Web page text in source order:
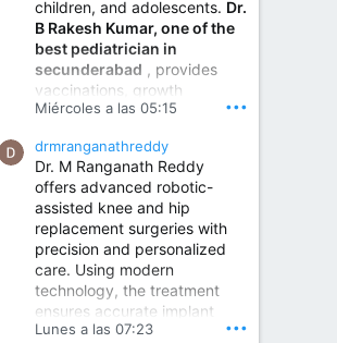
Best Urologist in Vijayawada | Urology Specialist in Vijayawada
Dr. A. V. Krishna Kishore,
the Best Urologist...
www.drkrishnakishore.com
children, and adolescents. Dr.
B Rakesh Kumar, one of the
best pediatrician in
secunderabad , provides
vaccinations, growth
monitoring, newborn care,
illnesses, nutrition guidance,
and preventive healthcare in
a child-friendly environment.
Children Hospital in Secunderabad | Best Pediatrician in Hyderabad | Neonatologist in Medchal
Our pediatrician and
Neonatologist team at...
www.srianaghaclinic.com
Miércoles a las 05:15 •••
drmranganathreddy
Dr. M Ranganath Reddy
offers advanced robotic-
assisted knee and hip
replacement surgeries with
precision and personalized
care. Using modern
technology, the treatment
ensures accurate implant
placement, reduced pain,
Lunes a las 07:23 •••